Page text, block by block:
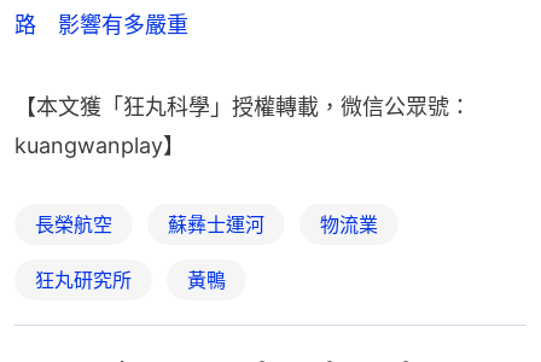
路 影響有多嚴重
【本文獲「狂丸科學」授權轉載，微信公眾號：
kuangwanplay】
長榮航空 蘇彝士運河 物流業
狂丸研究所 黃鴨